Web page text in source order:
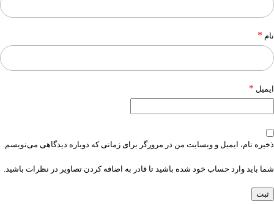
نام *
ایمیل *
ذخیره نام، ایمیل و وبسایت من در مرورگر برای زمانی که دوباره دیدگاهی می‌نویسم.
شما باید وارد حساب خود شده باشید تا قادر به اضافه کردن تصاویر در نظرات باشید.